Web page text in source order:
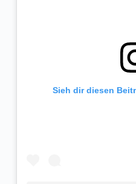
Sieh dir diesen